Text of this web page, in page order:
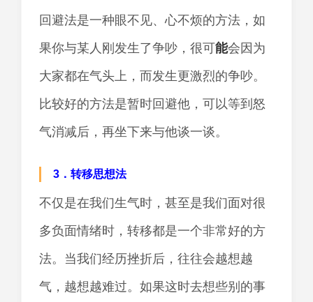
回避法是一种眼不见、心不烦的方法，如
果你与某人刚发生了争吵，很可能会因为
大家都在气头上，而发生更激烈的争吵。
比较好的方法是暂时回避他，可以等到怒
气消减后，再坐下来与他谈一谈。
3．转移思想法
不仅是在我们生气时，甚至是我们面对很
多负面情绪时，转移都是一个非常好的方
法。当我们经历挫折后，往往会越想越
气，越想越难过。如果这时去想些别的事